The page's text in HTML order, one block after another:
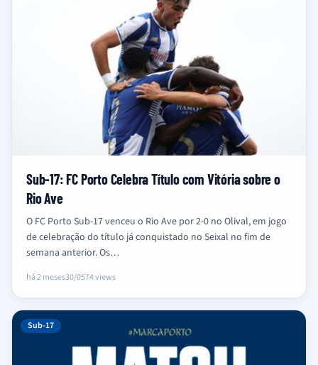
Sub-17: FC Porto Celebra Título com Vitória sobre o
Rio Ave
O FC Porto Sub-17 venceu o Rio Ave por 2-0 no Olival, em jogo
de celebração do título já conquistado no Seixal no fim de
semana anterior. Os…
há 2 meses30/0574 views
Sub-17